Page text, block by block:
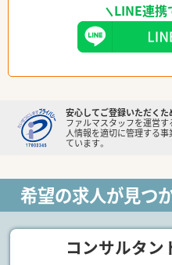
LINE連携
安心してご登録いただくた
ファルマスタッフを運営す
人情報を適切に管理する
ています。
希望の求人が見つ
コンサルタン